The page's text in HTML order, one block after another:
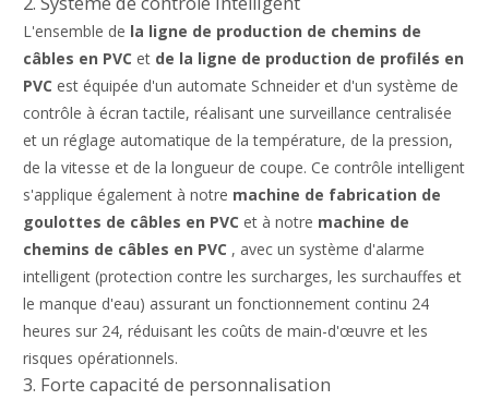
L'ensemble de la ligne de production de chemins de
câbles en PVC et de la ligne de production de profilés en
PVC est équipée d'un automate Schneider et d'un système de
contrôle à écran tactile, réalisant une surveillance centralisée
et un réglage automatique de la température, de la pression,
de la vitesse et de la longueur de coupe. Ce contrôle intelligent
s'applique également à notre machine de fabrication de
goulottes de câbles en PVC et à notre machine de
chemins de câbles en PVC , avec un système d'alarme
intelligent (protection contre les surcharges, les surchauffes et
le manque d'eau) assurant un fonctionnement continu 24
heures sur 24, réduisant les coûts de main-d'œuvre et les
risques opérationnels.
3. Forte capacité de personnalisation